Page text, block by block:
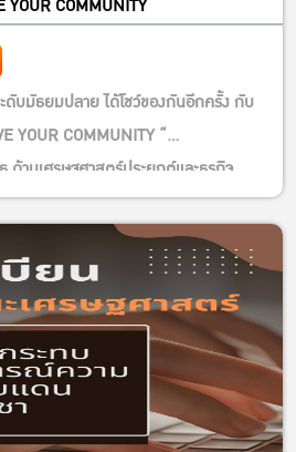
YOUR COMMUNITY
ดับมัธยมปลาย ได้โชว์ของกันอีกครั้ง กับ
YOUR COMMUNITY “
ด้านเศรษฐศาสตร์ประยุกต์และธุรกิจ
กล้าที่จะผลักดัน และพัฒนาชุมชนอย่าง
กันได้แล้วรับรองน้องๆ นักเรียนได้ทั้ง
อน ได้ประสบการณ์ ฯลฯ และยังได้ลุ้น
ะยังมีโอกาสได้เรียนต่อที่ภาควิชาฯ ของ
คร TCAS1 นะครับ
ายน 2568